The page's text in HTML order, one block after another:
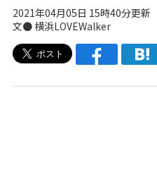
2021年04月05日 15時40分更新
文● 横浜LOVEWalker